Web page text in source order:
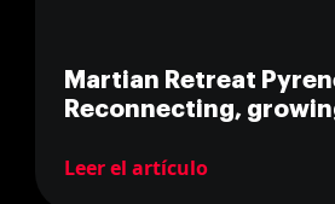
Martian Retreat
Reconnecting,
Leer el artículo